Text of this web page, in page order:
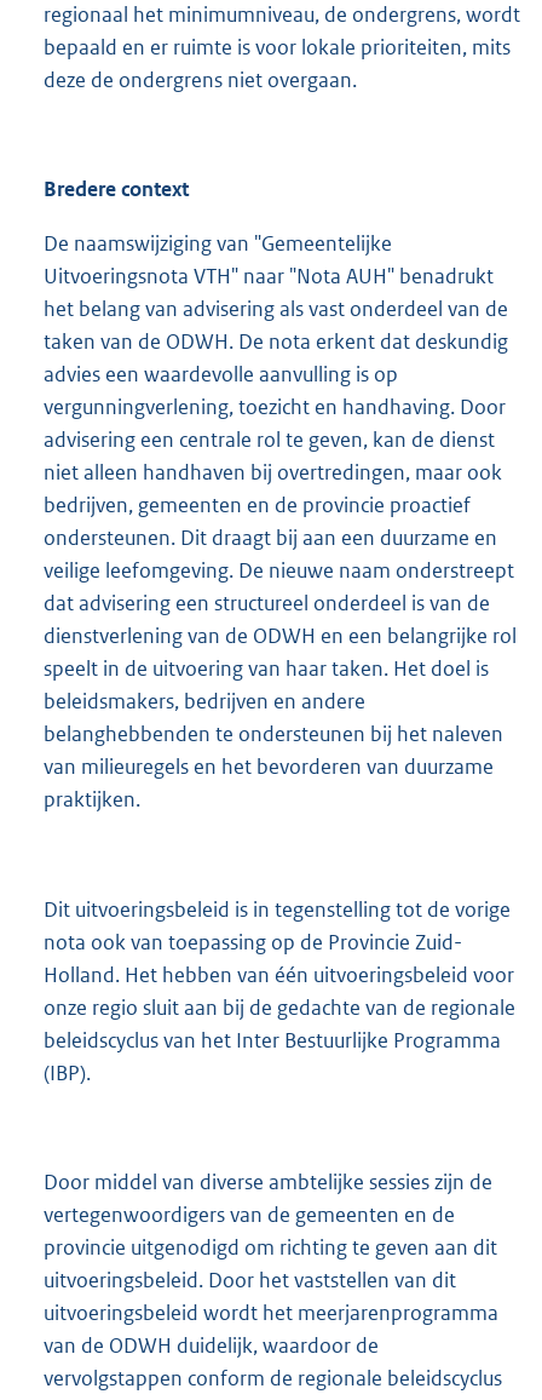
regionaal het minimumniveau, de ondergrens, wordt
bepaald en er ruimte is voor lokale prioriteiten, mits
deze de ondergrens niet overgaan.
Bredere context
De naamswijziging van "Gemeentelijke
Uitvoeringsnota VTH" naar "Nota AUH" benadrukt
het belang van advisering als vast onderdeel van de
taken van de ODWH. De nota erkent dat deskundig
advies een waardevolle aanvulling is op
vergunningverlening, toezicht en handhaving. Door
advisering een centrale rol te geven, kan de dienst
niet alleen handhaven bij overtredingen, maar ook
bedrijven, gemeenten en de provincie proactief
ondersteunen. Dit draagt bij aan een duurzame en
veilige leefomgeving. De nieuwe naam onderstreept
dat advisering een structureel onderdeel is van de
dienstverlening van de ODWH en een belangrijke rol
speelt in de uitvoering van haar taken. Het doel is
beleidsmakers, bedrijven en andere
belanghebbenden te ondersteunen bij het naleven
van milieuregels en het bevorderen van duurzame
praktijken.
Dit uitvoeringsbeleid is in tegenstelling tot de vorige
nota ook van toepassing op de Provincie Zuid-
Holland. Het hebben van één uitvoeringsbeleid voor
onze regio sluit aan bij de gedachte van de regionale
beleidscyclus van het Inter Bestuurlijke Programma
(IBP).
Door middel van diverse ambtelijke sessies zijn de
vertegenwoordigers van de gemeenten en de
provincie uitgenodigd om richting te geven aan dit
uitvoeringsbeleid. Door het vaststellen van dit
uitvoeringsbeleid wordt het meerjarenprogramma
van de ODWH duidelijk, waardoor de
vervolgstappen conform de regionale beleidscyclus